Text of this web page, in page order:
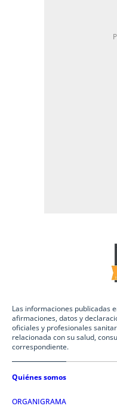
Las informaciones publicadas
afirmaciones, datos y
oficiales y profesionales
relacionada con su salud,
correspondiente.
Quiénes somos
ORGANIGRAMA